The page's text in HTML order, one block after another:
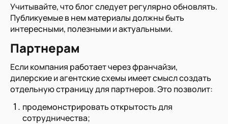
Учитывайте, что блог следует регулярно обновлять.
Публикуемые в нем материалы должны быть
интересными, полезными и актуальными.
Партнерам
Если компания работает через франчайзи,
дилерские и агентские схемы имеет смысл создать
отдельную страницу для партнеров. Это позволит:
продемонстрировать открытость для
сотрудничества;